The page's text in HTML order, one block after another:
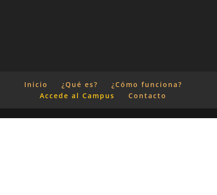
Inicio ¿Qué es?
¿Cómo funciona?
Accede al Campus
Contacto